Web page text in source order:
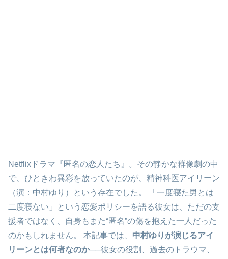
Netflixドラマ『匿名の恋人たち』。その静かな群像劇の中
で、ひときわ異彩を放っていたのが、精神科医アイリーン
（演：中村ゆり）という存在でした。 「一度寝た男とは
二度寝ない」という恋愛ポリシーを語る彼女は、ただの支
援者ではなく、自身もまた“匿名”の傷を抱えた一人だった
のかもしれません。 本記事では、 中村ゆりが演じるアイ
リーンとは何者なのか──彼女の役割、過去のトラウマ、